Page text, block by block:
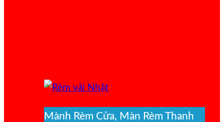
Mành Rèm Cửa, Màn Rèm Thanh